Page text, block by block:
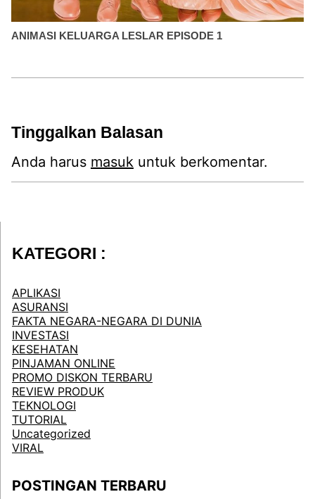
ANIMASI KELUARGA LESLAR EPISODE 1
Tinggalkan Balasan
Anda harus masuk untuk berkomentar.
KATEGORI :
APLIKASI
ASURANSI
FAKTA NEGARA-NEGARA DI DUNIA
INVESTASI
KESEHATAN
PINJAMAN ONLINE
PROMO DISKON TERBARU
REVIEW PRODUK
TEKNOLOGI
TUTORIAL
Uncategorized
VIRAL
POSTINGAN TERBARU